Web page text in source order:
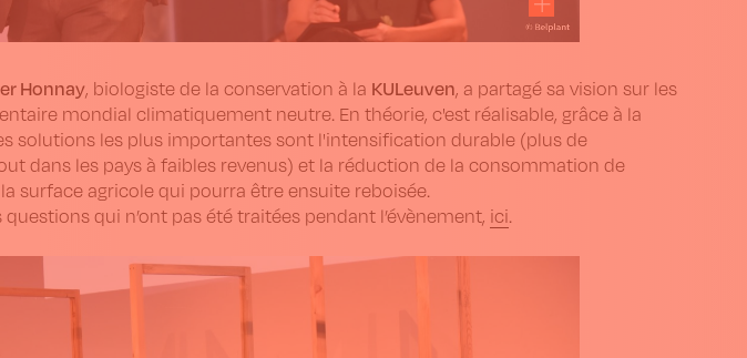
Honnay, biologiste de la conservation à la KULeuven, a partagé sa vision sur les
mondial climatiquement neutre. En théorie, c'est réalisable, grâce à la
solutions les plus importantes sont l'intensification durable (plus de
dans les pays à faibles revenus) et la réduction de la consommation de
surface agricole qui pourra être ensuite reboisée.
qui n’ont pas été traitées pendant l’évènement, ici.